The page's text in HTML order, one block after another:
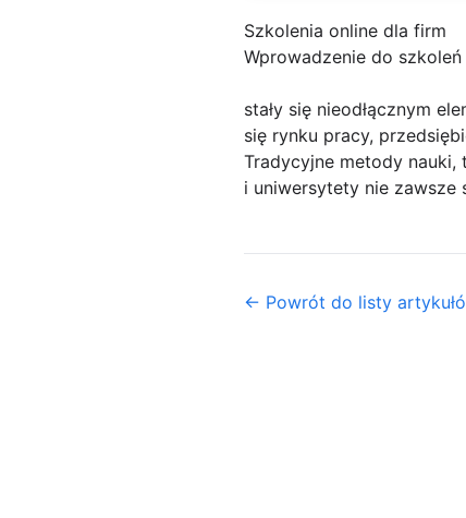
Szkolenia online dla firm
Wprowadzenie do
stały się nieodłącznym
się rynku pracy,
Tradycyjne metody nauki,
i uniwersytety nie
← Powrót do listy